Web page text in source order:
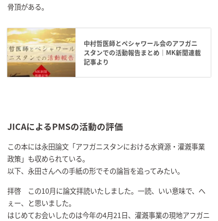
骨頂がある。
中村哲医師とペシャワール会のアフガニ
スタンでの活動報告まとめ｜MK新聞連載
記事より
JICAによるPMSの活動の評価
この本には永田論文「アフガニスタンにおける水資源・灌漑事業
政策」も収められている。
以下、永田さんへの手紙の形でその論旨を追ってみたい。
拝啓 この10月に論文拝読いたしました。一読、いい意味で、へ
ぇー、と思いました。
はじめてお会いしたのは今年の4月21日、灌漑事業の現地アフガニ